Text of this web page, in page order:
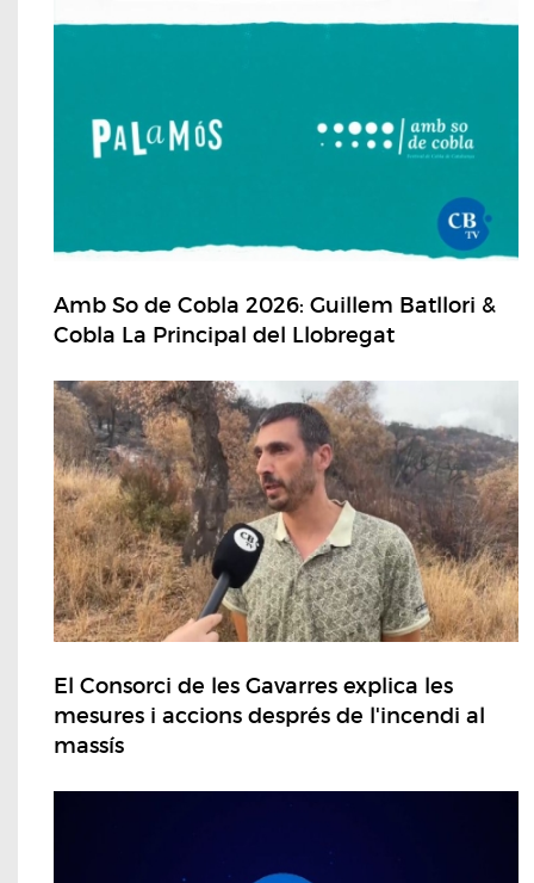
Amb So de Cobla 2026: Guillem Batllori &
Cobla La Principal del Llobregat
El Consorci de les Gavarres explica les
mesures i accions després de l'incendi al
massís